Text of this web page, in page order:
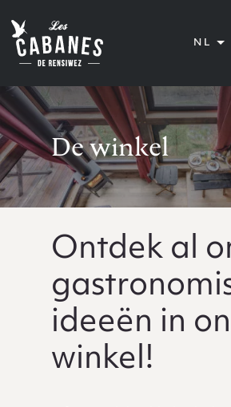
NL
De winkel
Ontdek al
ideeën in
winkel!